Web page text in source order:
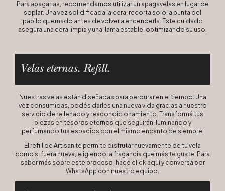
Para apagarlas, recomendamos utilizar un apagavelas en lugar de
soplar. Una vez solidificada la cera, recorta solo la punta del
pabilo quemado antes de volver a encenderla. Este cuidado
asegura una cera limpia y una llama estable, optimizando su uso.
Nuestras velas están diseñadas para perdurar en el tiempo. Una
vez consumidas, podés darles una nueva vida gracias a nuestro
servicio de rellenado y reacondicionamiento. Transformá tus
piezas en tesoros eternos que seguirán iluminando y
perfumando tus espacios con el mismo encanto de siempre.
El refill de Artisan te permite disfrutar nuevamente de tu vela
como si fuera nueva, eligiendo la fragancia que más te guste. Para
saber más sobre este proceso, hacé click aquíy conversá por
WhatsApp con nuestro equipo.